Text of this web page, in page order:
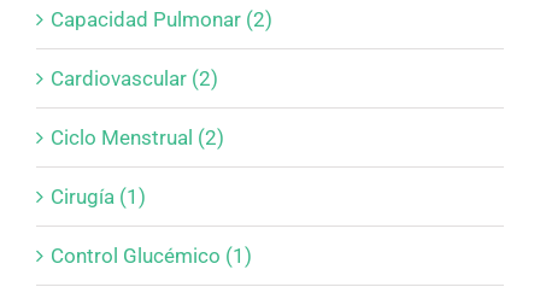
Capacidad Pulmonar (2)
Cardiovascular (2)
Ciclo Menstrual (2)
Cirugía (1)
Control Glucémico (1)